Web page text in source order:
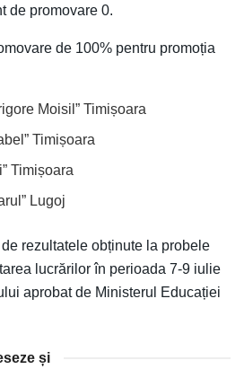
de promovare 0.
de 100% pentru promoția
Moisil” Timișoara
Timișoara
Timișoara
Lugoj
rezultatele obținute la probele
lucrărilor în perioada 7-9 iulie
aprobat de Ministerul Educației
și